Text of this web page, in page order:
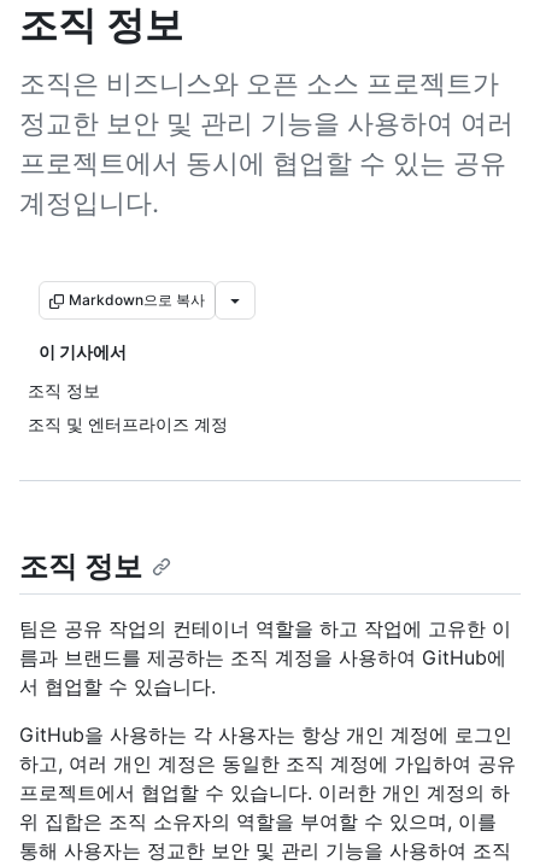
조직 정보
조직은 비즈니스와 오픈 소스 프로젝트가
정교한 보안 및 관리 기능을 사용하여 여러
프로젝트에서 동시에 협업할 수 있는 공유
계정입니다.
Markdown으로 복사
이 기사에서
조직 정보
조직 및 엔터프라이즈 계정
조직 정보
팀은 공유 작업의 컨테이너 역할을 하고 작업에 고유한 이
름과 브랜드를 제공하는 조직 계정을 사용하여 GitHub에
서 협업할 수 있습니다.
GitHub을 사용하는 각 사용자는 항상 개인 계정에 로그인
하고, 여러 개인 계정은 동일한 조직 계정에 가입하여 공유
프로젝트에서 협업할 수 있습니다. 이러한 개인 계정의 하
위 집합은 조직 소유자의 역할을 부여할 수 있으며, 이를
통해 사용자는 정교한 보안 및 관리 기능을 사용하여 조직